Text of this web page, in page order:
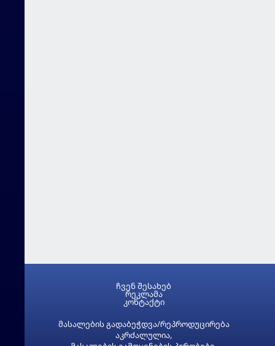
მასალების გადაბეჭდვა/რეპროდუცირება
აკრძალულია,
ჩვენ შესახებ
რეკლამა
კონტაქტი